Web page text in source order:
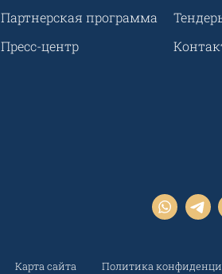
Партнерская программа
Пресс-центр
Карта сайта Политика